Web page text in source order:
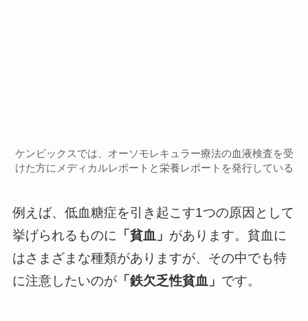
ケンビックスでは、オーソモレキュラー療法の血液検査を受
けた方にメディカルレポートと栄養レポートを発行している
例えば、低血糖症を引き起こす1つの原因として
挙げられるものに 「貧血」 があります。貧血に
はさまざまな種類がありますが、その中でも特
に注意したいのが「鉄欠乏性貧血」 です。